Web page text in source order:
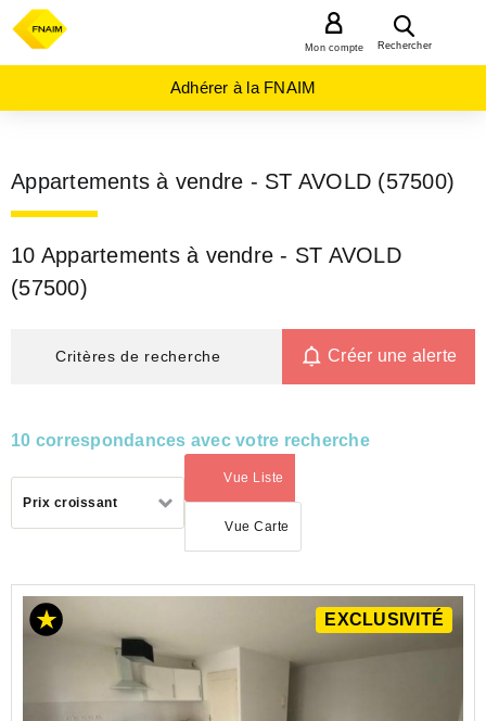
Rechercher
Mon compte
Adhérer à la FNAIM
Appartements à vendre - ST AVOLD (57500)
10 Appartements à vendre - ST AVOLD
(57500)
Critères de recherche Créer une alerte
10 correspondances avec votre recherche
Prix croissant
Vue Liste
(activé)
Vue Carte
ACHAT
APPARTEMENT
EXCLUSIVITÉ